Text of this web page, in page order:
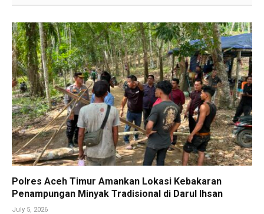
Polres Aceh Timur Amankan Lokasi Kebakaran
Penampungan Minyak Tradisional di Darul Ihsan
July 5, 2026